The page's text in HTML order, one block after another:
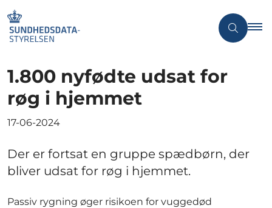
1.800 nyfødte udsat for
røg i hjemmet
17-06-2024
Der er fortsat en gruppe spædbørn, der
bliver udsat for røg i hjemmet.
Passiv rygning øger risikoen for vuggedød